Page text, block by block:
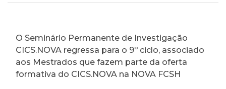
O Seminário Permanente de Investigação
CICS.NOVA regressa para o 9º ciclo, associado
aos Mestrados que fazem parte da oferta
formativa do CICS.NOVA na NOVA FCSH